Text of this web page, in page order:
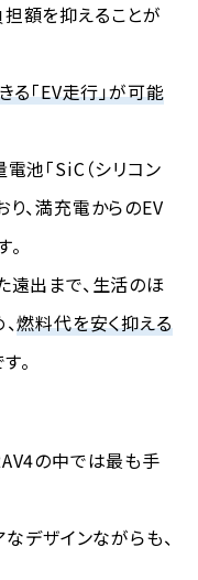
額を抑えることが
「EV走行」が可能
池「SiC（シリコン
り、満充電からのEV
遠出まで、生活のほ
燃料代を安く抑える
。
の中では最も手
デザインながらも、